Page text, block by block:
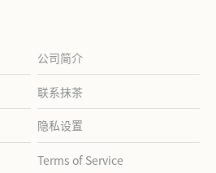
公司简介
联系抹茶
隐私设置
Terms of Service